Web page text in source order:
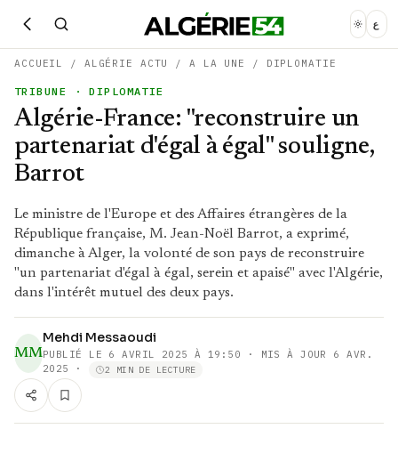
ع
ACCUEIL / ALGÉRIE ACTU /A LA UNE / DIPLOMATIE
TRIBUNE · DIPLOMATIE
Algérie-France: "reconstruire un
partenariat d'égal à égal" souligne,
Barrot
Le ministre de l'Europe et des Affaires étrangères de la
République française, M. Jean-Noël Barrot, a exprimé,
dimanche à Alger, la volonté de son pays de reconstruire
"un partenariat d'égal à égal, serein et apaisé" avec l'Algérie,
dans l'intérêt mutuel des deux pays.
MM
Mehdi Messaoudi
PUBLIÉ LE 6 AVRIL 2025 À 19:50 · MIS À JOUR 6 AVR.
2025
· 2 MIN DE LECTURE